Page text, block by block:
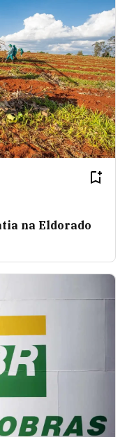
na Eldorado